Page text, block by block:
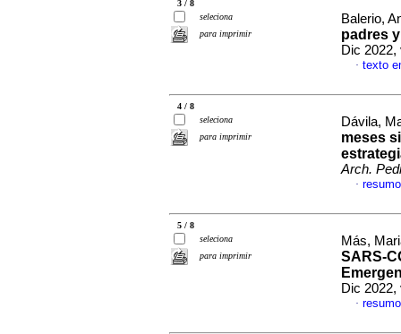
3 / 8
seleciona
para imprimir
Balerio,
padres
Dic 2022,
· texto
4 / 8
seleciona
para imprimir
Dávila,
meses
Arch.
·
5 / 8
seleciona
para imprimir
Más,
SARS-
Dic 2022,
·